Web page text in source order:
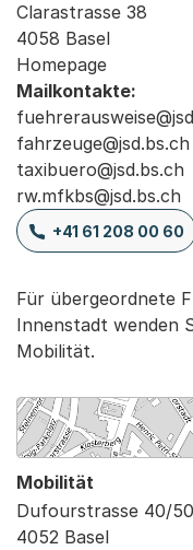
Clarastrasse 38
4058 Basel
Homepage
Mailkontakte:
fahrzeuge@jsd.bs.ch
taxibuero@jsd.bs.ch
rw.mfkbs@jsd.bs.ch
+41 61 208 00 60
Für übergeordnete
Innenstadt wenden
Mobilität.
Mobilität
Dufourstrasse 40/50
4052 Basel